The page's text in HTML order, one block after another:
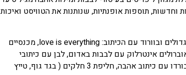
וחדשות, תוספות אופנתיות, שנותנות את הטוויסט ואיכות
בין פרטי קולקציית האהבה: מארז זוגי של בגדי גוף בלבן עם דפוסי לבבות גדולים ובוורוד עם הכיתוב: love is everything, מכנסיים
אינטרלוק עם לבבות באדום, לבן עם כיתובי
XOXO, אוברול פליז משבצות בורדו ולב מרכזי, חולצה בצבע לבן וקפוצ'ון בורדו עם כיתוב אהבה, חליפת 3 חלקים ( בגד גוף, טייץ